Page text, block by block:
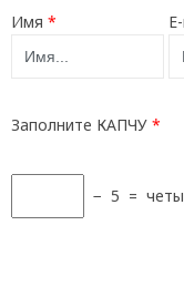
Имя*
Заполните КАПЧУ *
− 5 =